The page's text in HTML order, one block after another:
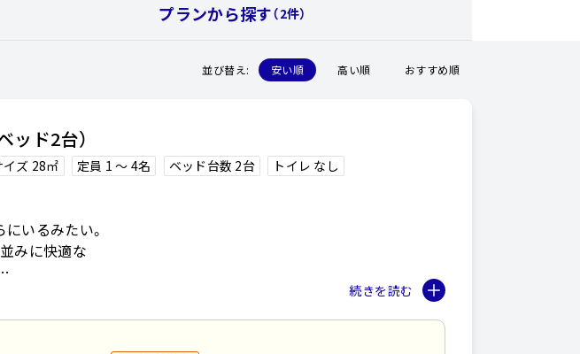
プランから探す（2件）
並び替え: 安い順 高い順 おすすめ順
ッド2台）
ズ 28㎡ 定員 1 〜 4名 ベッド台数 2台
トイレ なし
いるみたい。
みに快適な
せん。